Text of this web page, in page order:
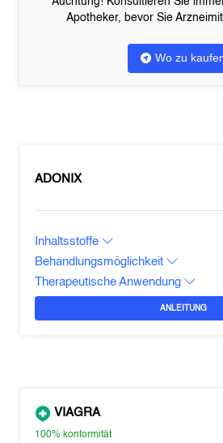
Apotheker, bevor Sie
Wo zu
ADONIX
Inhaltsstoffe
Behandlungsmöglichkeit
Therapeutische Anwendung
ANLEITUNG
VIAGRA
100% konformität